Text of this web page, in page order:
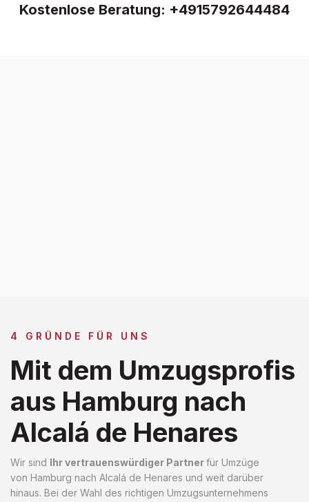
Kostenlose Beratung: +4915792644484
4 GRÜNDE FÜR UNS
Mit dem Umzugsprofis
aus Hamburg nach
Alcalá de Henares
Wir sind Ihr vertrauenswürdiger Partnerfür Umzüge
von Hamburg nach Alcalá de Henares und weit darüber
hinaus. Bei der Wahl des richtigen Umzugsunternehmens